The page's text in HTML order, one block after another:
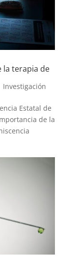
la terapia de
Investigación
Estatal de
de la